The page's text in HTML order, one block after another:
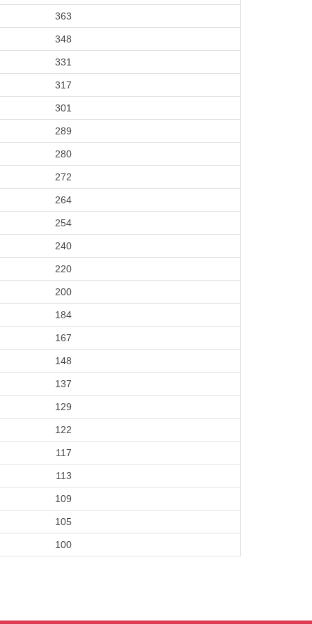
363
348
331
317
301
289
280
272
264
254
240
220
200
184
167
148
137
129
122
117
113
109
105
100